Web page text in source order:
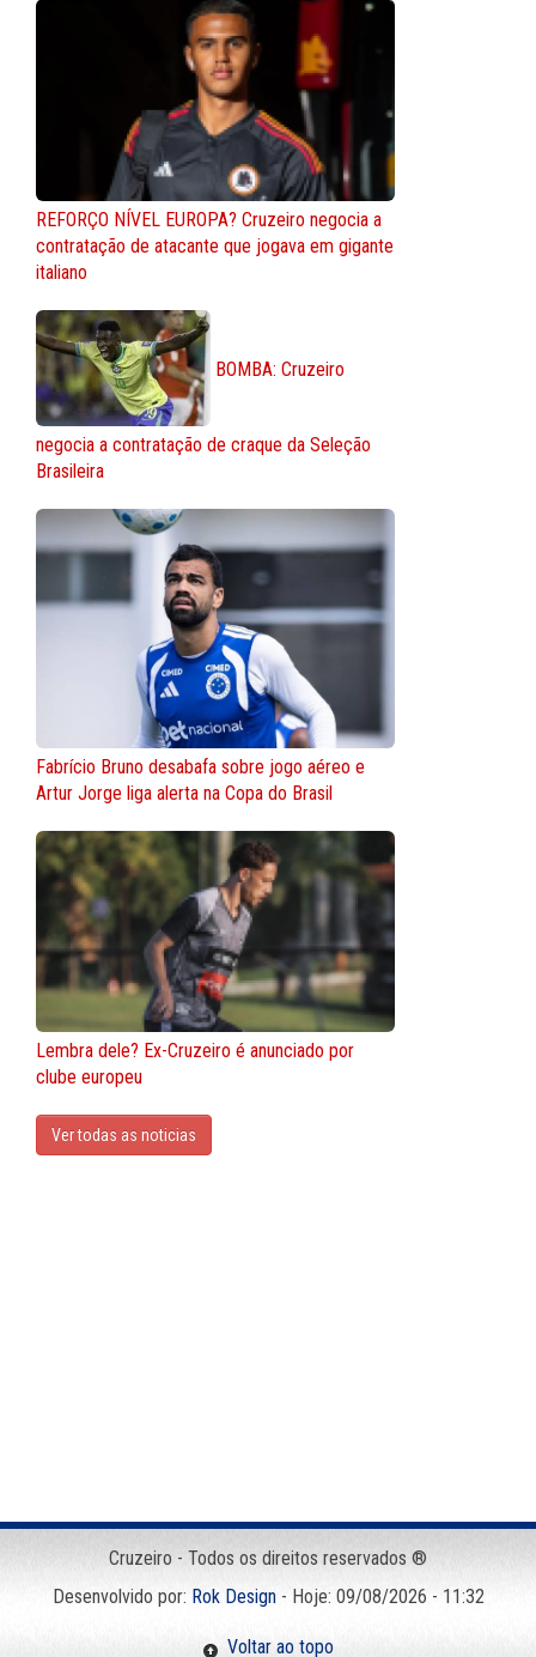
REFORÇO NÍVEL EUROPA? Cruzeiro negocia a
contratação de atacante que jogava em gigante
italiano
BOMBA: Cruzeiro
negocia a contratação de craque da Seleção
Brasileira
Fabrício Bruno desabafa sobre jogo aéreo e
Artur Jorge liga alerta na Copa do Brasil
Lembra dele? Ex-Cruzeiro é anunciado por
clube europeu
Ver todas as noticias
Cruzeiro - Todos os direitos reservados ®
Desenvolvido por: Rok Design- Hoje: 09/08/2026 - 11:32
Voltar ao topo